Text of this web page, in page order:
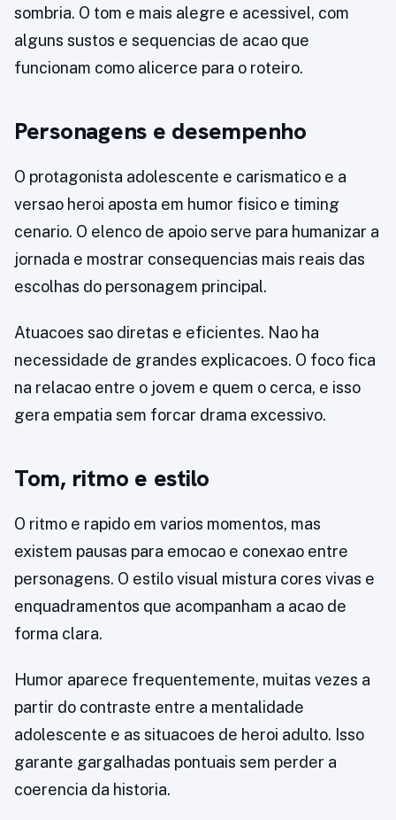
sombria. O tom e mais alegre e acessivel, com
alguns sustos e sequencias de acao que
funcionam como alicerce para o roteiro.
Personagens e desempenho
O protagonista adolescente e carismatico e a
versao heroi aposta em humor fisico e timing
cenario. O elenco de apoio serve para humanizar a
jornada e mostrar consequencias mais reais das
escolhas do personagem principal.
Atuacoes sao diretas e eficientes. Nao ha
necessidade de grandes explicacoes. O foco fica
na relacao entre o jovem e quem o cerca, e isso
gera empatia sem forcar drama excessivo.
Tom, ritmo e estilo
O ritmo e rapido em varios momentos, mas
existem pausas para emocao e conexao entre
personagens. O estilo visual mistura cores vivas e
enquadramentos que acompanham a acao de
forma clara.
Humor aparece frequentemente, muitas vezes a
partir do contraste entre a mentalidade
adolescente e as situacoes de heroi adulto. Isso
garante gargalhadas pontuais sem perder a
coerencia da historia.